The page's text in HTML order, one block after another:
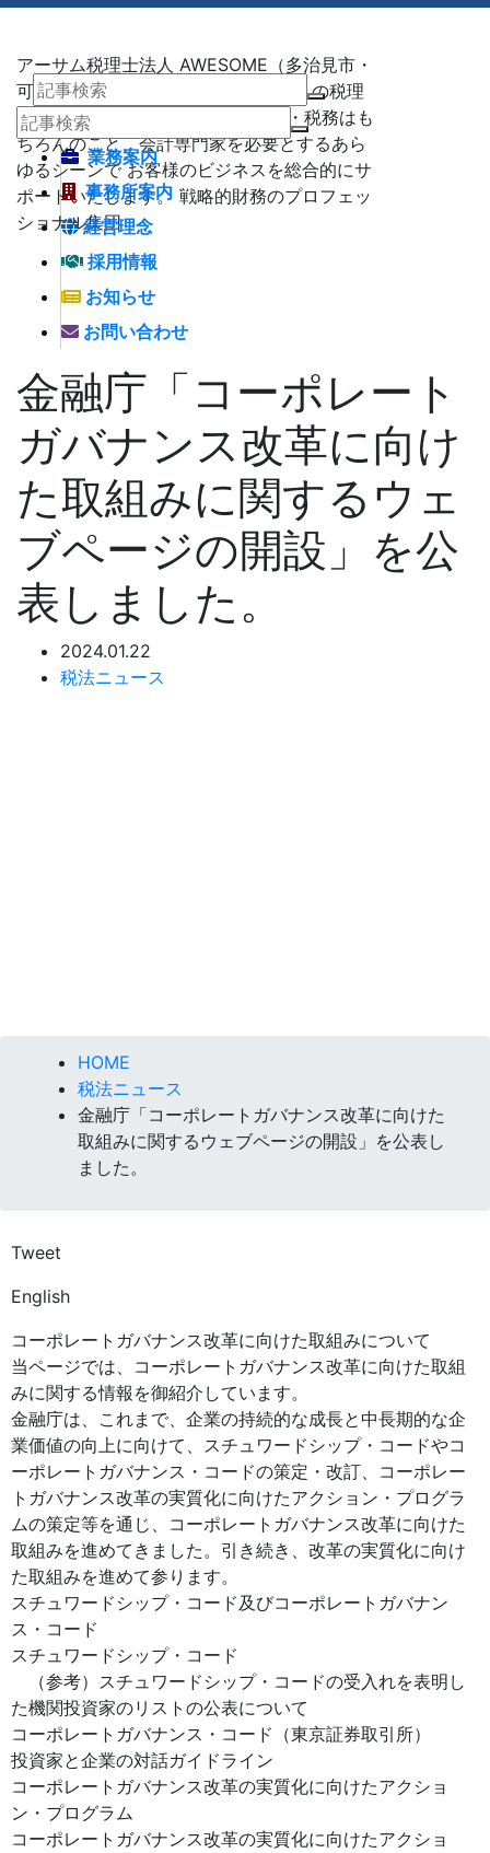
アーサム税理士法人 AWESOME（多治見市・
可児市・瑞浪市・土岐市） -地域No1 の税理
士法人 アーサム税理士法人 – 会計・税務はも
ちろんのこと、会計専門家を必要とするあら
ゆるシーンで お客様のビジネスを総合的にサ
ポートいたします。 戦略的財務のプロフェッ
ショナル集団
業務案内
事務所案内
経営理念
採用情報
お知らせ
お問い合わせ
金融庁「コーポレート
ガバナンス改革に向け
た取組みに関するウェ
ブページの開設」を公
表しました。
2024.01.22
税法ニュース
HOME
税法ニュース
金融庁「コーポレートガバナンス改革に向けた
取組みに関するウェブページの開設」を公表し
ました。
Tweet
English
コーポレートガバナンス改革に向けた取組みについて
当ページでは、コーポレートガバナンス改革に向けた取組
みに関する情報を御紹介しています。
金融庁は、これまで、企業の持続的な成長と中長期的な企
業価値の向上に向けて、スチュワードシップ・コードやコ
ーポレートガバナンス・コードの策定・改訂、コーポレー
トガバナンス改革の実質化に向けたアクション・プログラ
ムの策定等を通じ、コーポレートガバナンス改革に向けた
取組みを進めてきました。引き続き、改革の実質化に向け
た取組みを進めて参ります。
スチュワードシップ・コード及びコーポレートガバナン
ス・コード
スチュワードシップ・コード
（参考）スチュワードシップ・コードの受入れを表明し
た機関投資家のリストの公表について
コーポレートガバナンス・コード（東京証券取引所）
投資家と企業の対話ガイドライン
コーポレートガバナンス改革の実質化に向けたアクショ
ン・プログラム
コーポレートガバナンス改革の実質化に向けたアクショ